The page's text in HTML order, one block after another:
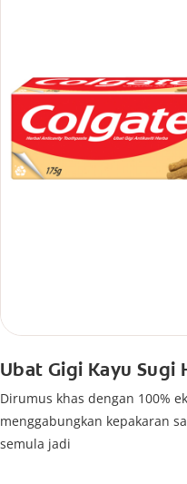
Ubat Gigi Kayu Sugi
Dirumus khas dengan 100%
menggabungkan kepakaran
semula jadi